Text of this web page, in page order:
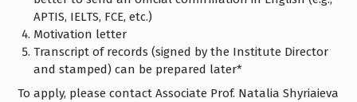
APTIS, IELTS, FCE, etc.)
Motivation letter
Transcript of records (signed by the Institute Director
and stamped) can be prepared later*
To apply, please contact Associate Prof. Natalia Shyriaieva